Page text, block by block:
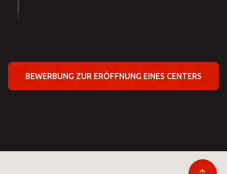
BEWERBUNG ZUR ERÖFFNUNG EINES CENTERS